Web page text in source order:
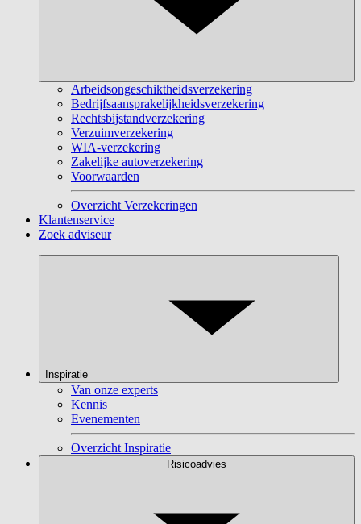
Arbeidsongeschiktheidsverzekering
Bedrijfsaansprakelijkheidsverzekering
Rechtsbijstandverzekering
Verzuimverzekering
WIA-verzekering
Zakelijke autoverzekering
Voorwaarden
Overzicht Verzekeringen
Klantenservice
Zoek adviseur
Inspiratie
Van onze experts
Kennis
Evenementen
Overzicht Inspiratie
Risicoadvies